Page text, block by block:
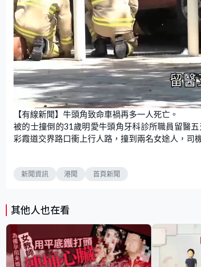
U
n
m
u
t
e
L
o
a
d
e
d
:
6
0
【有線新聞】牛頭角致命車禍再多一人死亡。
被的士撞倒的31歲明愛牛頭角牙科診所職員留醫
彩霞道交界路口衝上行人路，撞到兩名女途人，司
新聞資訊 港聞 首頁新聞
其他人也在看